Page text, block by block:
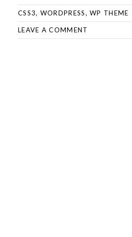
CSS3, WORDPRESS,WP THEME
LEAVE A COMMENT